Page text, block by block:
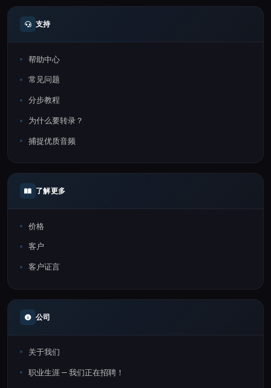
支持
帮助中心
常见问题
分步教程
为什么要转录？
捕捉优质音频
了解更多
价格
客户
客户证言
公司
关于我们
职业生涯 — 我们正在招聘！